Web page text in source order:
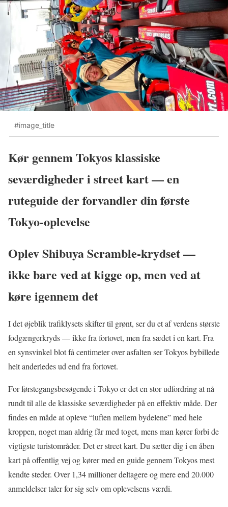
#image_title
Kør gennem Tokyos klassiske
seværdigheder i street kart — en
ruteguide der forvandler din første
Tokyo-oplevelse
Oplev Shibuya Scramble-krydset —
ikke bare ved at kigge op, men ved at
køre igennem det
I det øjeblik trafiklysets skifter til grønt, ser du et af verdens største
fodgængerkryds — ikke fra fortovet, men fra sædet i en kart. Fra
en synsvinkel blot få centimeter over asfalten ser Tokyos bybillede
helt anderledes ud end fra fortovet.
For førstegangsbesøgende i Tokyo er det en stor udfordring at nå
rundt til alle de klassiske seværdigheder på en effektiv måde. Der
findes en måde at opleve “luften mellem bydelene” med hele
kroppen, noget man aldrig får med toget, mens man kører forbi de
vigtigste turistområder. Det er street kart. Du sætter dig i en åben
kart på offentlig vej og kører med en guide gennem Tokyos mest
kendte steder. Over 1,34 millioner deltagere og mere end 20.000
anmeldelser taler for sig selv om oplevelsens værdi.